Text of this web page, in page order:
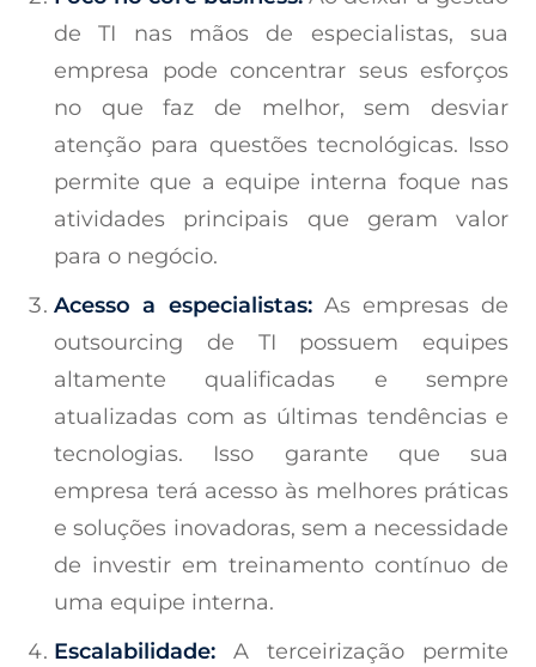
de TI nas mãos de especialistas, sua
empresa pode concentrar seus esforços
no que faz de melhor, sem desviar
atenção para questões tecnológicas. Isso
permite que a equipe interna foque nas
atividades principais que geram valor
para o negócio.
Acesso a especialistas:As empresas de
outsourcing de TI possuem equipes
altamente qualificadas e sempre
atualizadas com as últimas tendências e
tecnologias. Isso garante que sua
empresa terá acesso às melhores práticas
e soluções inovadoras, sem a necessidade
de investir em treinamento contínuo de
uma equipe interna.
Escalabilidade: A terceirização permite